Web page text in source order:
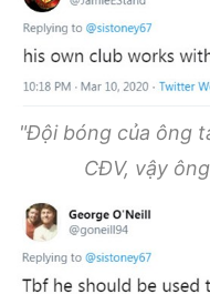
"Đội bóng của ông
CĐV, vậy